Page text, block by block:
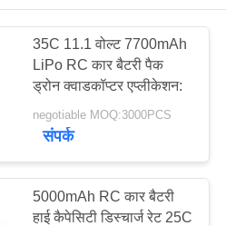
35C 11.1 वोल्ट 7700mAh
LiPo RC कार बैटरी पैक
ड्रोन क्वाडकॉप्टर एप्लीकेशन:
negotiable MOQ:3000PCS
संपर्क
5000mAh RC कार बैटरी
हाई कैपेसिटी डिस्चार्ज रेट 25C